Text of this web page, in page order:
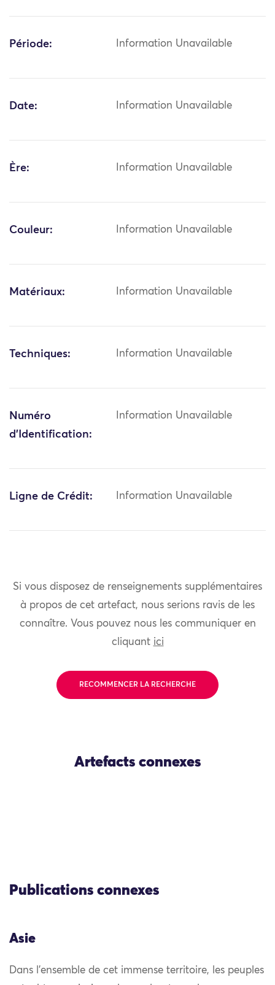
Période: Information Unavailable
Date: Information Unavailable
Ère: Information Unavailable
Couleur: Information Unavailable
Matériaux: Information Unavailable
Techniques: Information Unavailable
Numéro
d'Identification:
Information Unavailable
Ligne de Crédit: Information Unavailable
Si vous disposez de renseignements supplémentaires
à propos de cet artefact, nous serions ravis de les
connaître. Vous pouvez nous les communiquer en
cliquant ici
RECOMMENCER LA RECHERCHE
Artefacts connexes
Publications connexes
Asie
Dans l’ensemble de cet immense territoire, les peuples